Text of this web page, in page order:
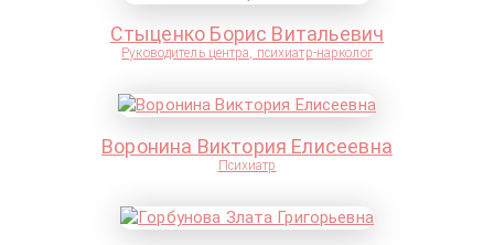
Стыценко Борис Витальевич
Руководитель центра, психиатр-нарколог
Воронина Виктория Елисеевна
Психиатр